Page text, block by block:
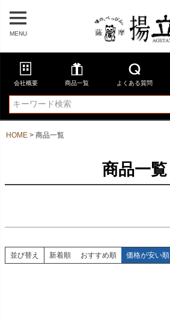
MENU
会社概要 商品一覧 よくある質問
HOME 商品一覧
商品一覧
並び順
新着順
登録順
価格が安い順
優先度順
キーワードヒット順
検索
並び替え 新着順 おすすめ順 価格が安い順